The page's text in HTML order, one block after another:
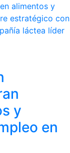
alimentos y
estratégico con
láctea líder
y
en